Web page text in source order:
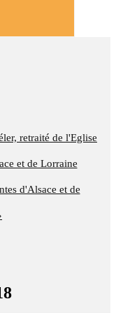
retraité de l'Eglise
et de Lorraine
d'Alsace et de